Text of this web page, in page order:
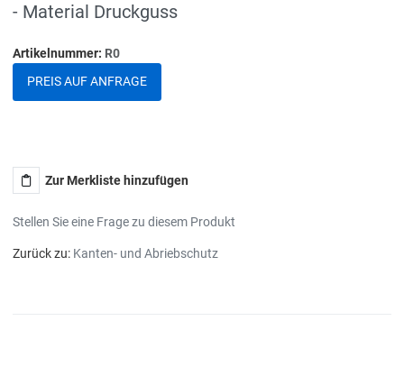
- Material Druckguss
Artikelnummer: R0
PREIS AUF ANFRAGE
Zur Merkliste hinzufügen
Stellen Sie eine Frage zu diesem Produkt
Zurück zu: Kanten- und Abriebschutz